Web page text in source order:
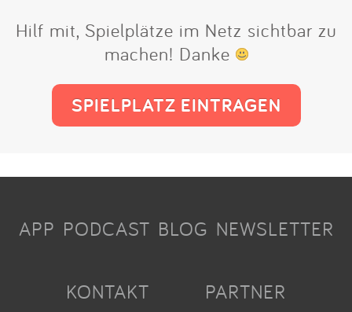
Hilf mit, Spielplätze im Netz sichtbar zu
machen! Danke
SPIELPLATZ EINTRAGEN
APP PODCAST BLOG NEWSLETTER
KONTAKT PARTNER